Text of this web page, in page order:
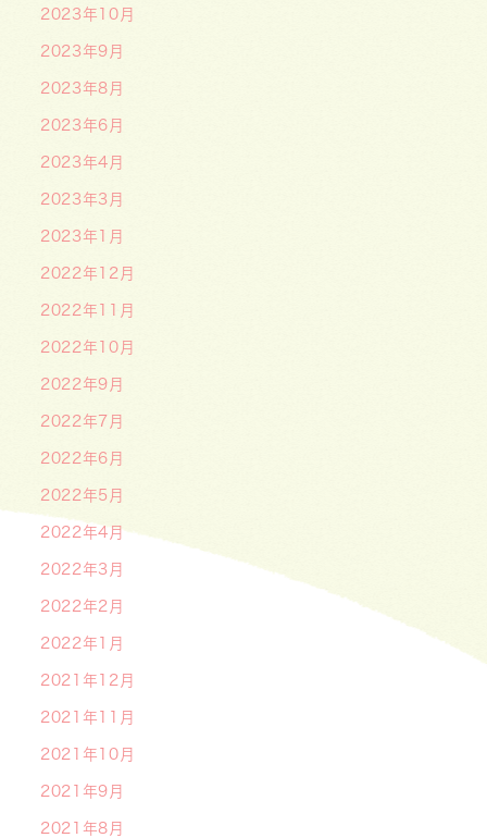
2023年10月
2023年9月
2023年8月
2023年6月
2023年4月
2023年3月
2023年1月
2022年12月
2022年11月
2022年10月
2022年9月
2022年7月
2022年6月
2022年5月
2022年4月
2022年3月
2022年2月
2022年1月
2021年12月
2021年11月
2021年10月
2021年9月
2021年8月